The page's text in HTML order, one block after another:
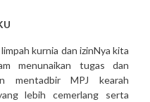
kurnia dan izinNya kita
menunaikan tugas dan
mentadbir MPJ kearah
lebih cemerlang serta